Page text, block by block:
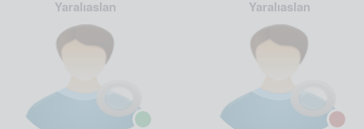
Yaralıaslan Yaralıaslan